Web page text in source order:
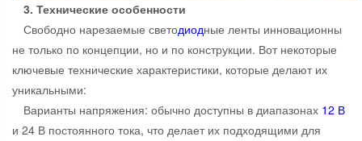
3. Технические особенности
Свободно нарезаемые светодиодные ленты инновационны
не только по концепции, но и по конструкции. Вот некоторые
ключевые технические характеристики, которые делают их
уникальными:
Варианты напряжения: обычно доступны в диапазонах 12 В
и 24 В постоянного тока, что делает их подходящими для